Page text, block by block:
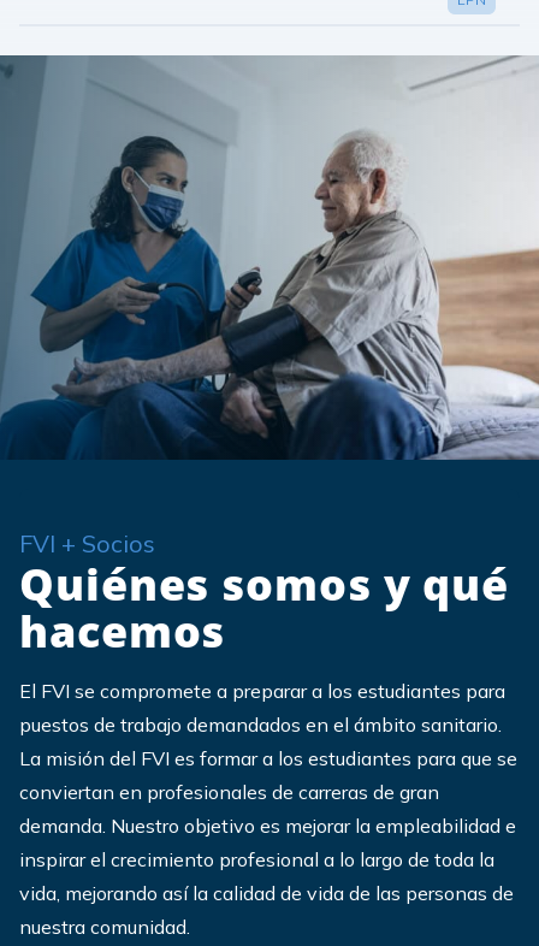
FVI + Socios
Quiénes somos y qué
hacemos
El FVI se compromete a preparar a los estudiantes para
puestos de trabajo demandados en el ámbito sanitario.
La misión del FVI es formar a los estudiantes para que se
conviertan en profesionales de carreras de gran
demanda. Nuestro objetivo es mejorar la empleabilidad e
inspirar el crecimiento profesional a lo largo de toda la
vida, mejorando así la calidad de vida de las personas de
nuestra comunidad.